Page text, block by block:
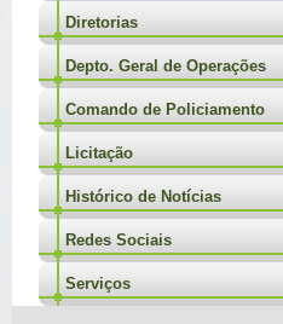
Diretorias
Depto. Geral de Operações
Comando de Policiamento
Licitação
Histórico de Notícias
Redes Sociais
Serviços